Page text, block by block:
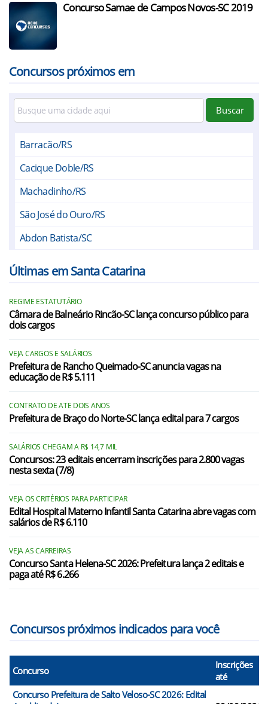
Concurso Samae de Campos Novos-SC 2019
Concursos próximos em
Buscar
Barracão/RS
Cacique Doble/RS
Machadinho/RS
São José do Ouro/RS
Abdon Batista/SC
Arroio Trinta/SC
Brunópolis/SC
Campos Novos/SC
Capinzal/SC
Catanduvas/SC
Celso Ramos/SC
Cerro Negro/SC
Erval Velho/SC
Fraiburgo/SC
Frei Rogério/SC
Herval d`Oeste/SC
Ibiam/SC
Ibicaré/SC
Últimas em Santa Catarina
REGIME ESTATUTÁRIO
Câmara de Balneário Rincão-SC lança concurso público para
dois cargos
VEJA CARGOS E SALÁRIOS
Prefeitura de Rancho Queimado-SC anuncia vagas na
educação de R$ 5.111
CONTRATO DE ATE DOIS ANOS
Prefeitura de Braço do Norte-SC lança edital para 7 cargos
SALÁRIOS CHEGAM A R$ 14,7 MIL
Concursos: 23 editais encerram inscrições para 2.800 vagas
nesta sexta (7/8)
VEJA OS CRITÉRIOS PARA PARTICIPAR
Edital Hospital Materno Infantil Santa Catarina abre vagas com
salários de R$ 6.110
VEJA AS CARREIRAS
Concurso Santa Helena-SC 2026: Prefeitura lança 2 editais e
paga até R$ 6.266
Concursos próximos indicados para você
Concurso
Inscrições
até
Concurso Prefeitura de Salto Veloso-SC 2026: Edital